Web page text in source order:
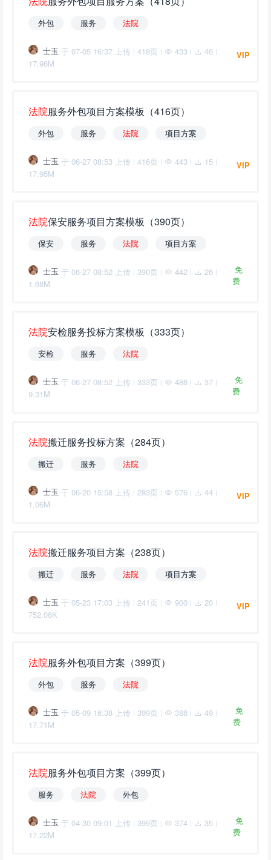
外包 服务 法院
士玉 于 07-05 16:37 上传 | 418页 | 433 | 46 |
17.96M
VIP
法院服务外包项目方案模板（416页）
外包 服务 法院 项目方案
士玉 于 06-27 08:53 上传 | 416页 | 443 | 15 |
17.95M
VIP
法院保安服务项目方案模板（390页）
保安 服务 法院 项目方案
士玉 于 06-27 08:52 上传 | 390页 | 442 | 26 |
1.68M
免
费
法院安检服务投标方案模板（333页）
安检 服务 法院
士玉 于 06-27 08:52 上传 | 333页 | 488 | 37 |
9.31M
免
费
法院搬迁服务投标方案（284页）
搬迁 服务 法院
士玉 于 06-20 15:58 上传 | 283页 | 576 | 44 |
1.06M
VIP
法院搬迁服务项目方案（238页）
搬迁 服务 法院 项目方案
士玉 于 05-23 17:03 上传 | 241页 | 900 | 20 |
752.06K
VIP
法院服务外包项目方案（399页）
外包 服务 法院
士玉 于 05-09 16:38 上传 | 399页 | 388 | 49 |
17.71M
免
费
法院服务外包项目方案（399页）
服务 法院 外包
士玉 于 04-30 09:01 上传 | 399页 | 374 | 35 |
17.22M
免
费